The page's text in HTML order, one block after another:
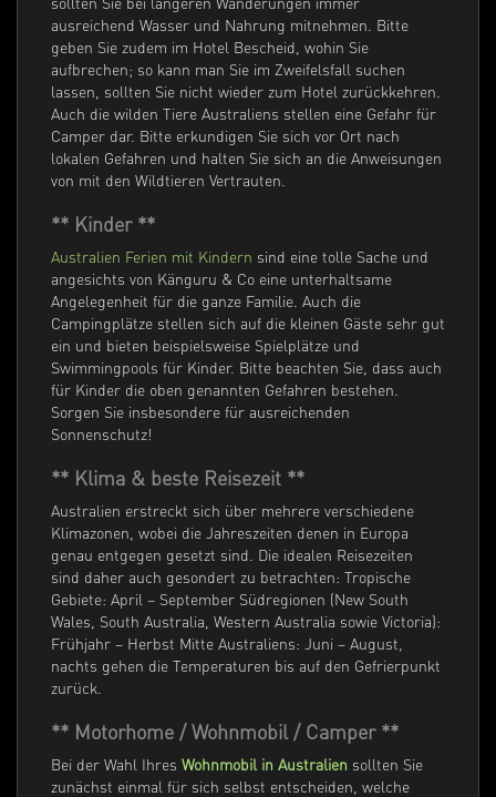
ausreichend Wasser und Nahrung mitnehmen. Bitte
geben Sie zudem im Hotel Bescheid, wohin Sie
aufbrechen; so kann man Sie im Zweifelsfall suchen
lassen, sollten Sie nicht wieder zum Hotel zurückkehren.
Auch die wilden Tiere Australiens stellen eine Gefahr für
Camper dar. Bitte erkundigen Sie sich vor Ort nach
lokalen Gefahren und halten Sie sich an die Anweisungen
von mit den Wildtieren Vertrauten.
** Kinder **
Australien Ferien mit Kindern sind eine tolle Sache und
angesichts von Känguru & Co eine unterhaltsame
Angelegenheit für die ganze Familie. Auch die
Campingplätze stellen sich auf die kleinen Gäste sehr gut
ein und bieten beispielsweise Spielplätze und
Swimmingpools für Kinder. Bitte beachten Sie, dass auch
für Kinder die oben genannten Gefahren bestehen.
Sorgen Sie insbesondere für ausreichenden
Sonnenschutz!
** Klima & beste Reisezeit **
Australien erstreckt sich über mehrere verschiedene
Klimazonen, wobei die Jahreszeiten denen in Europa
genau entgegen gesetzt sind. Die idealen Reisezeiten
sind daher auch gesondert zu betrachten: Tropische
Gebiete: April – September Südregionen (New South
Wales, South Australia, Western Australia sowie Victoria):
Frühjahr – Herbst Mitte Australiens: Juni – August,
nachts gehen die Temperaturen bis auf den Gefrierpunkt
zurück.
** Motorhome / Wohnmobil / Camper **
Bei der Wahl Ihres Wohnmobil in Australien sollten Sie
zunächst einmal für sich selbst entscheiden, welche